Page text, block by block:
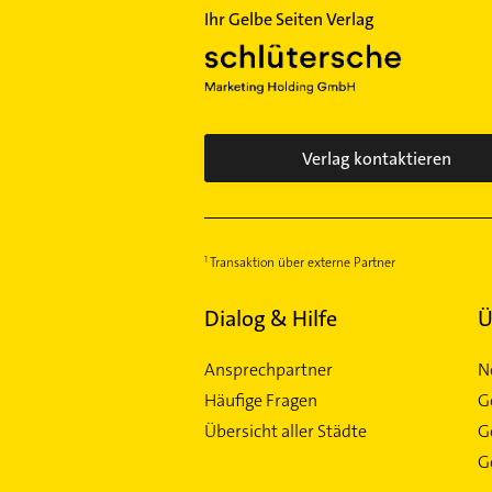
Ihr Gelbe Seiten Verlag
Verlag kontaktieren
Transaktion über externe Partner
Dialog & Hilfe
Ansprechpartner
Häufige Fragen
Übersicht aller Städte